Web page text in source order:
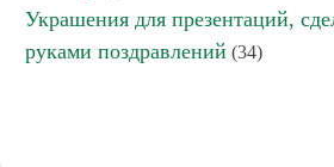
Украшения для презентаций,
руками поздравлений (34)